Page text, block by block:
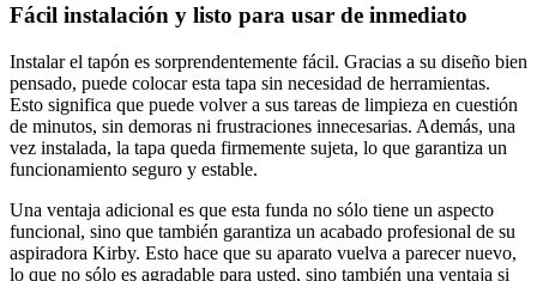
Fácil instalación y listo para usar de inmediato
Instalar el tapón es sorprendentemente fácil. Gracias a su diseño bien
pensado, puede colocar esta tapa sin necesidad de herramientas.
Esto significa que puede volver a sus tareas de limpieza en cuestión
de minutos, sin demoras ni frustraciones innecesarias. Además, una
vez instalada, la tapa queda firmemente sujeta, lo que garantiza un
funcionamiento seguro y estable.
Una ventaja adicional es que esta funda no sólo tiene un aspecto
funcional, sino que también garantiza un acabado profesional de su
aspiradora Kirby. Esto hace que su aparato vuelva a parecer nuevo,
lo que no sólo es agradable para usted, sino también una ventaja si